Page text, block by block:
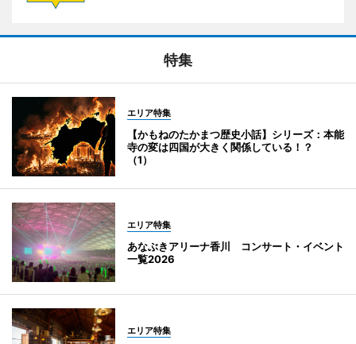
特集
エリア特集
【かもねのたかまつ歴史小話】シリーズ：本能
寺の変は四国が大きく関係している！？
（1）
エリア特集
あなぶきアリーナ香川 コンサート・イベント
一覧2026
エリア特集